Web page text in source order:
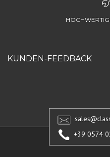
KUNDEN-FEEDBACK
+39 0574